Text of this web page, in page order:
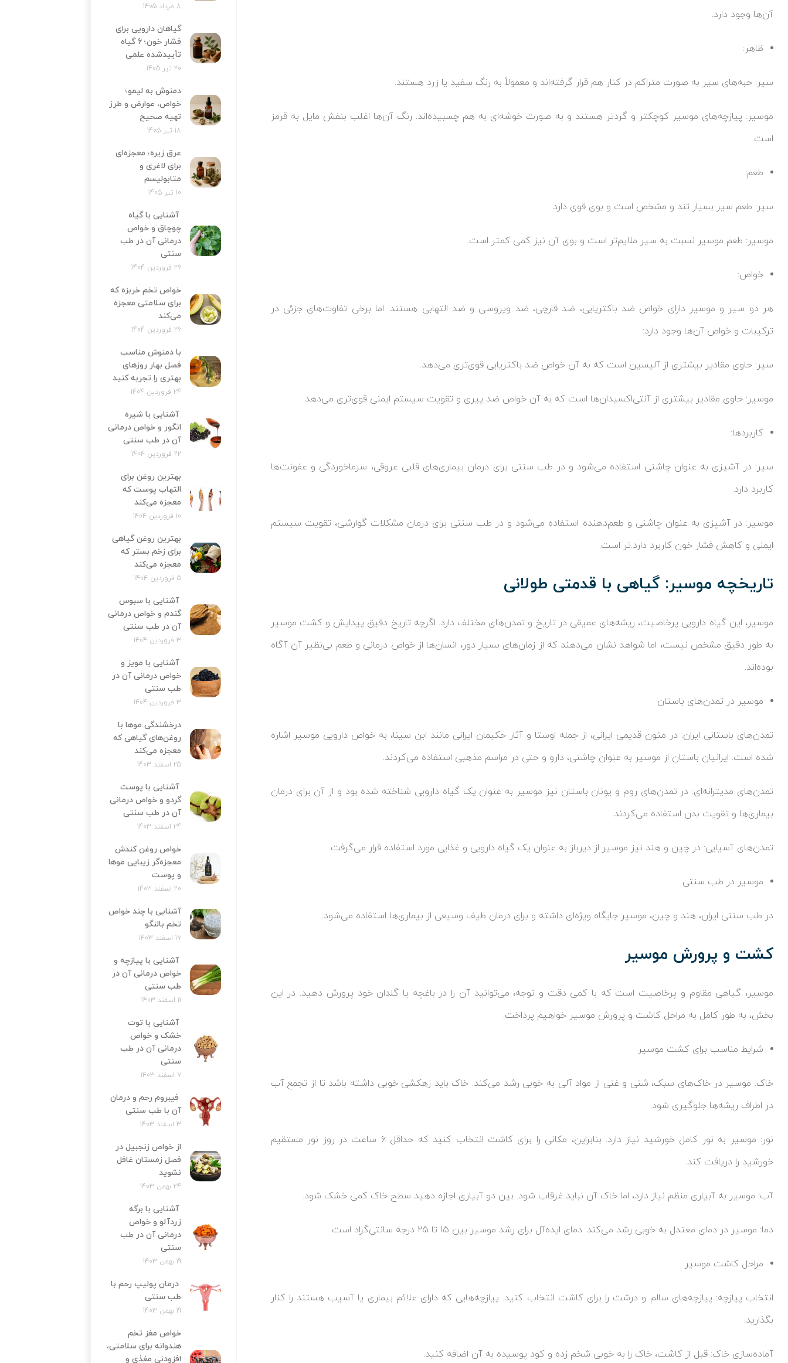
آن‌ها وجود دارد.
ظاهر:
سیر: حبه‌های سیر به صورت متراکم در کنار هم قرار گرفته‌اند و معمولاً به رنگ سفید یا زرد هستند.
موسیر: پیازچه‌های موسیر کوچکتر و گردتر هستند و به صورت خوشه‌ای به هم چسبیده‌اند. رنگ آن‌ها اغلب بنفش مایل به قرمز
است.
طعم:
سیر: طعم سیر بسیار تند و مشخص است و بوی قوی دارد.
موسیر: طعم موسیر نسبت به سیر ملایم‌تر است و بوی آن نیز کمی کمتر است.
خواص:
هر دو سیر و موسیر دارای خواص ضد باکتریایی، ضد قارچی، ضد ویروسی و ضد التهابی هستند. اما برخی تفاوت‌های جزئی در
ترکیبات و خواص آن‌ها وجود دارد:
سیر: حاوی مقادیر بیشتری از آلیسین است که به آن خواص ضد باکتریایی قوی‌تری می‌دهد.
موسیر: حاوی مقادیر بیشتری از آنتی‌اکسیدان‌ها است که به آن خواص ضد پیری و تقویت سیستم ایمنی قوی‌تری می‌دهد.
کاربردها:
سیر: در آشپزی به عنوان چاشنی استفاده می‌شود و در طب سنتی برای درمان بیماری‌های قلبی عروقی، سرماخوردگی و عفونت‌ها
کاربرد دارد.
موسیر: در آشپزی به عنوان چاشنی و طعم‌دهنده استفاده می‌شود و در طب سنتی برای درمان مشکلات گوارشی، تقویت سیستم
ایمنی و کاهش فشار خون کاربرد دارد.تر است.
تاریخچه موسیر: گیاهی با قدمتی طولانی
موسیر، این گیاه دارویی پرخاصیت، ریشه‌های عمیقی در تاریخ و تمدن‌های مختلف دارد. اگرچه تاریخ دقیق پیدایش و کشت موسیر
به طور دقیق مشخص نیست، اما شواهد نشان می‌دهند که از زمان‌های بسیار دور، انسان‌ها از خواص درمانی و طعم بی‌نظیر آن آگاه
بوده‌اند.
موسیر در تمدن‌های باستان
تمدن‌های باستانی ایران: در متون قدیمی ایرانی، از جمله اوستا و آثار حکیمان ایرانی مانند ابن سینا، به خواص دارویی موسیر اشاره
شده است. ایرانیان باستان از موسیر به عنوان چاشنی، دارو و حتی در مراسم مذهبی استفاده می‌کردند.
تمدن‌های مدیترانه‌ای: در تمدن‌های روم و یونان باستان نیز موسیر به عنوان یک گیاه دارویی شناخته شده بود و از آن برای درمان
بیماری‌ها و تقویت بدن استفاده می‌کردند.
تمدن‌های آسیایی: در چین و هند نیز موسیر از دیرباز به عنوان یک گیاه دارویی و غذایی مورد استفاده قرار می‌گرفت.
موسیر در طب سنتی
در طب سنتی ایران، هند و چین، موسیر جایگاه ویژه‌ای داشته و برای درمان طیف وسیعی از بیماری‌ها استفاده می‌شود.
کشت و پرورش موسیر
موسیر، گیاهی مقاوم و پرخاصیت است که با کمی دقت و توجه، می‌توانید آن را در باغچه یا گلدان خود پرورش دهید. در این
بخش، به طور کامل به مراحل کاشت و پرورش موسیر خواهیم پرداخت.
شرایط مناسب برای کشت موسیر
خاک: موسیر در خاک‌های سبک، شنی و غنی از مواد آلی به خوبی رشد می‌کند. خاک باید زهکشی خوبی داشته باشد تا از تجمع آب
در اطراف ریشه‌ها جلوگیری شود.
نور: موسیر به نور کامل خورشید نیاز دارد. بنابراین، مکانی را برای کاشت انتخاب کنید که حداقل ۶ ساعت در روز نور مستقیم
خورشید را دریافت کند.
آب: موسیر به آبیاری منظم نیاز دارد، اما خاک آن نباید غرقاب شود. بین دو آبیاری اجازه دهید سطح خاک کمی خشک شود.
دما: موسیر در دمای معتدل به خوبی رشد می‌کند. دمای ایده‌آل برای رشد موسیر بین ۱۵ تا ۲۵ درجه سانتی‌گراد است.
مراحل کاشت موسیر
انتخاب پیازچه: پیازچه‌های سالم و درشت را برای کاشت انتخاب کنید. پیازچه‌هایی که دارای علائم بیماری یا آسیب هستند را کنار
بگذارید.
آماده‌سازی خاک: قبل از کاشت، خاک را به خوبی شخم زده و کود پوسیده به آن اضافه کنید.
8 مرداد 1405
گیاهان دارویی برای
فشار خون؛ 6 گیاه
تأییدشده علمی
20 تیر 1405
دمنوش به لیمو؛
خواص، عوارض و طرز
تهیه صحیح
18 تیر 1405
عرق زیره؛ معجزه‌ای
برای لاغری و
متابولیسم
10 تیر 1405
آشنایی با گیاه
چوچاق و خواص
درمانی آن در طب
سنتی
26 فروردین 1404
خواص تخم خربزه که
برای سلامتی معجزه
می‌کند
26 فروردین 1404
با دمنوش مناسب
فصل بهار روزهای
بهتری را تجربه کنید
24 فروردین 1404
آشنایی با شیره
انگور و خواص درمانی
آن در طب سنتی
22 فروردین 1404
بهترین روغن برای
التهاب پوست که
معجزه می‌کند
10 فروردین 1404
بهترین روغن گیاهی
برای زخم بستر که
معجزه می‌کند
5 فروردین 1404
آشنایی با سبوس
گندم و خواص درمانی
آن در طب سنتی
3 فروردین 1404
آشنایی با مویز و
خواص درمانی آن در
طب سنتی
3 فروردین 1404
درخشندگی موها با
روغن‌های گیاهی که
معجزه می‌کند
25 اسفند 1403
آشنایی با پوست
گردو و خواص درمانی
آن در طب سنتی
24 اسفند 1403
خواص روغن کندش
معجزه‌‌گر زیبایی موها
و پوست
20 اسفند 1403
آشنایی با چند خواص
تخم بالنگو
17 اسفند 1403
آشنایی با پیازچه و
خواص درمانی آن در
طب سنتی
11 اسفند 1403
آشنایی با توت
خشک و خواص
درمانی آن در طب
سنتی
7 اسفند 1403
فیبروم رحم و درمان
آن با طب سنتی
3 اسفند 1403
از خواص زنجبیل در
فصل زمستان غافل
نشوید
24 بهمن 1403
آشنایی با برگه
زردآلو و خواص
درمانی آن در طب
سنتی
19 بهمن 1403
درمان پولیپ رحم با
طب سنتی
19 بهمن 1403
خواص مغز تخم
هندوانه برای سلامتی،
افزودنی مغذی و